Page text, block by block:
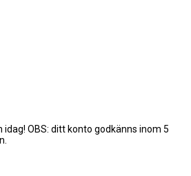
idag! OBS: ditt konto godkänns inom 5